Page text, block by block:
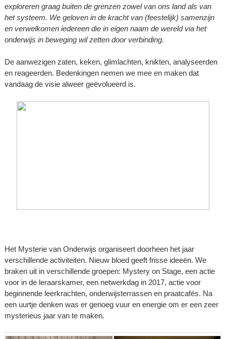
exploreren graag buiten de grenzen zowel van ons land als van
het systeem. We geloven in de kracht van (feestelijk) samenzijn
en verwelkomen iedereen die in eigen naam de wereld via het
onderwijs in beweging wil zetten door verbinding.
De aanwezigen zaten, keken, glimlachten, knikten, analyseerden
en reageerden. Bedenkingen nemen we mee en maken dat
vandaag de visie alweer geëvolueerd is.
Het Mysterie van Onderwijs organiseert doorheen het jaar
verschillende activiteiten. Nieuw bloed geeft frisse ideeën. We
braken uit in verschillende groepen: Mystery on Stage, een actie
voor in de leraarskamer, een netwerkdag in 2017, actie voor
beginnende leerkrachten, onderwijsterrassen en praatcafés. Na
een uurtje denken was er genoeg vuur en energie om er een zeer
mysterieus jaar van te maken.